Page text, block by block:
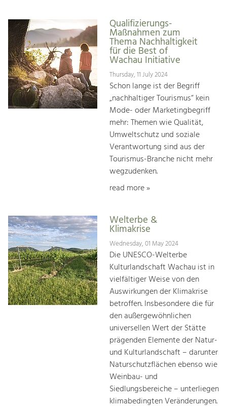
Qualifizierungs-
Maßnahmen zum
Thema Nachhaltigkeit
für die Best of
Wachau Initiative
Thursday, 11 July 2024
Schon lange ist der Begriff
„nachhaltiger Tourismus“ kein
Mode- oder Marketingbegriff
mehr: Themen wie Qualität,
Umweltschutz und soziale
Verantwortung sind aus der
Tourismus-Branche nicht mehr
wegzudenken.
read more »
Welterbe &
Klimakrise
Wednesday, 01 May 2024
Die UNESCO-Welterbe
Kulturlandschaft Wachau ist in
vielfältiger Weise von den
Auswirkungen der Klimakrise
betroffen. Insbesondere die für
den außergewöhnlichen
universellen Wert der Stätte
prägenden Elemente der Natur-
und Kulturlandschaft – darunter
Naturschutzflächen ebenso wie
Weinbau- und
Siedlungsbereiche – unterliegen
klimabedingten Veränderungen.